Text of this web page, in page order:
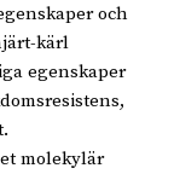
och
kärl
egenskaper
molekylär